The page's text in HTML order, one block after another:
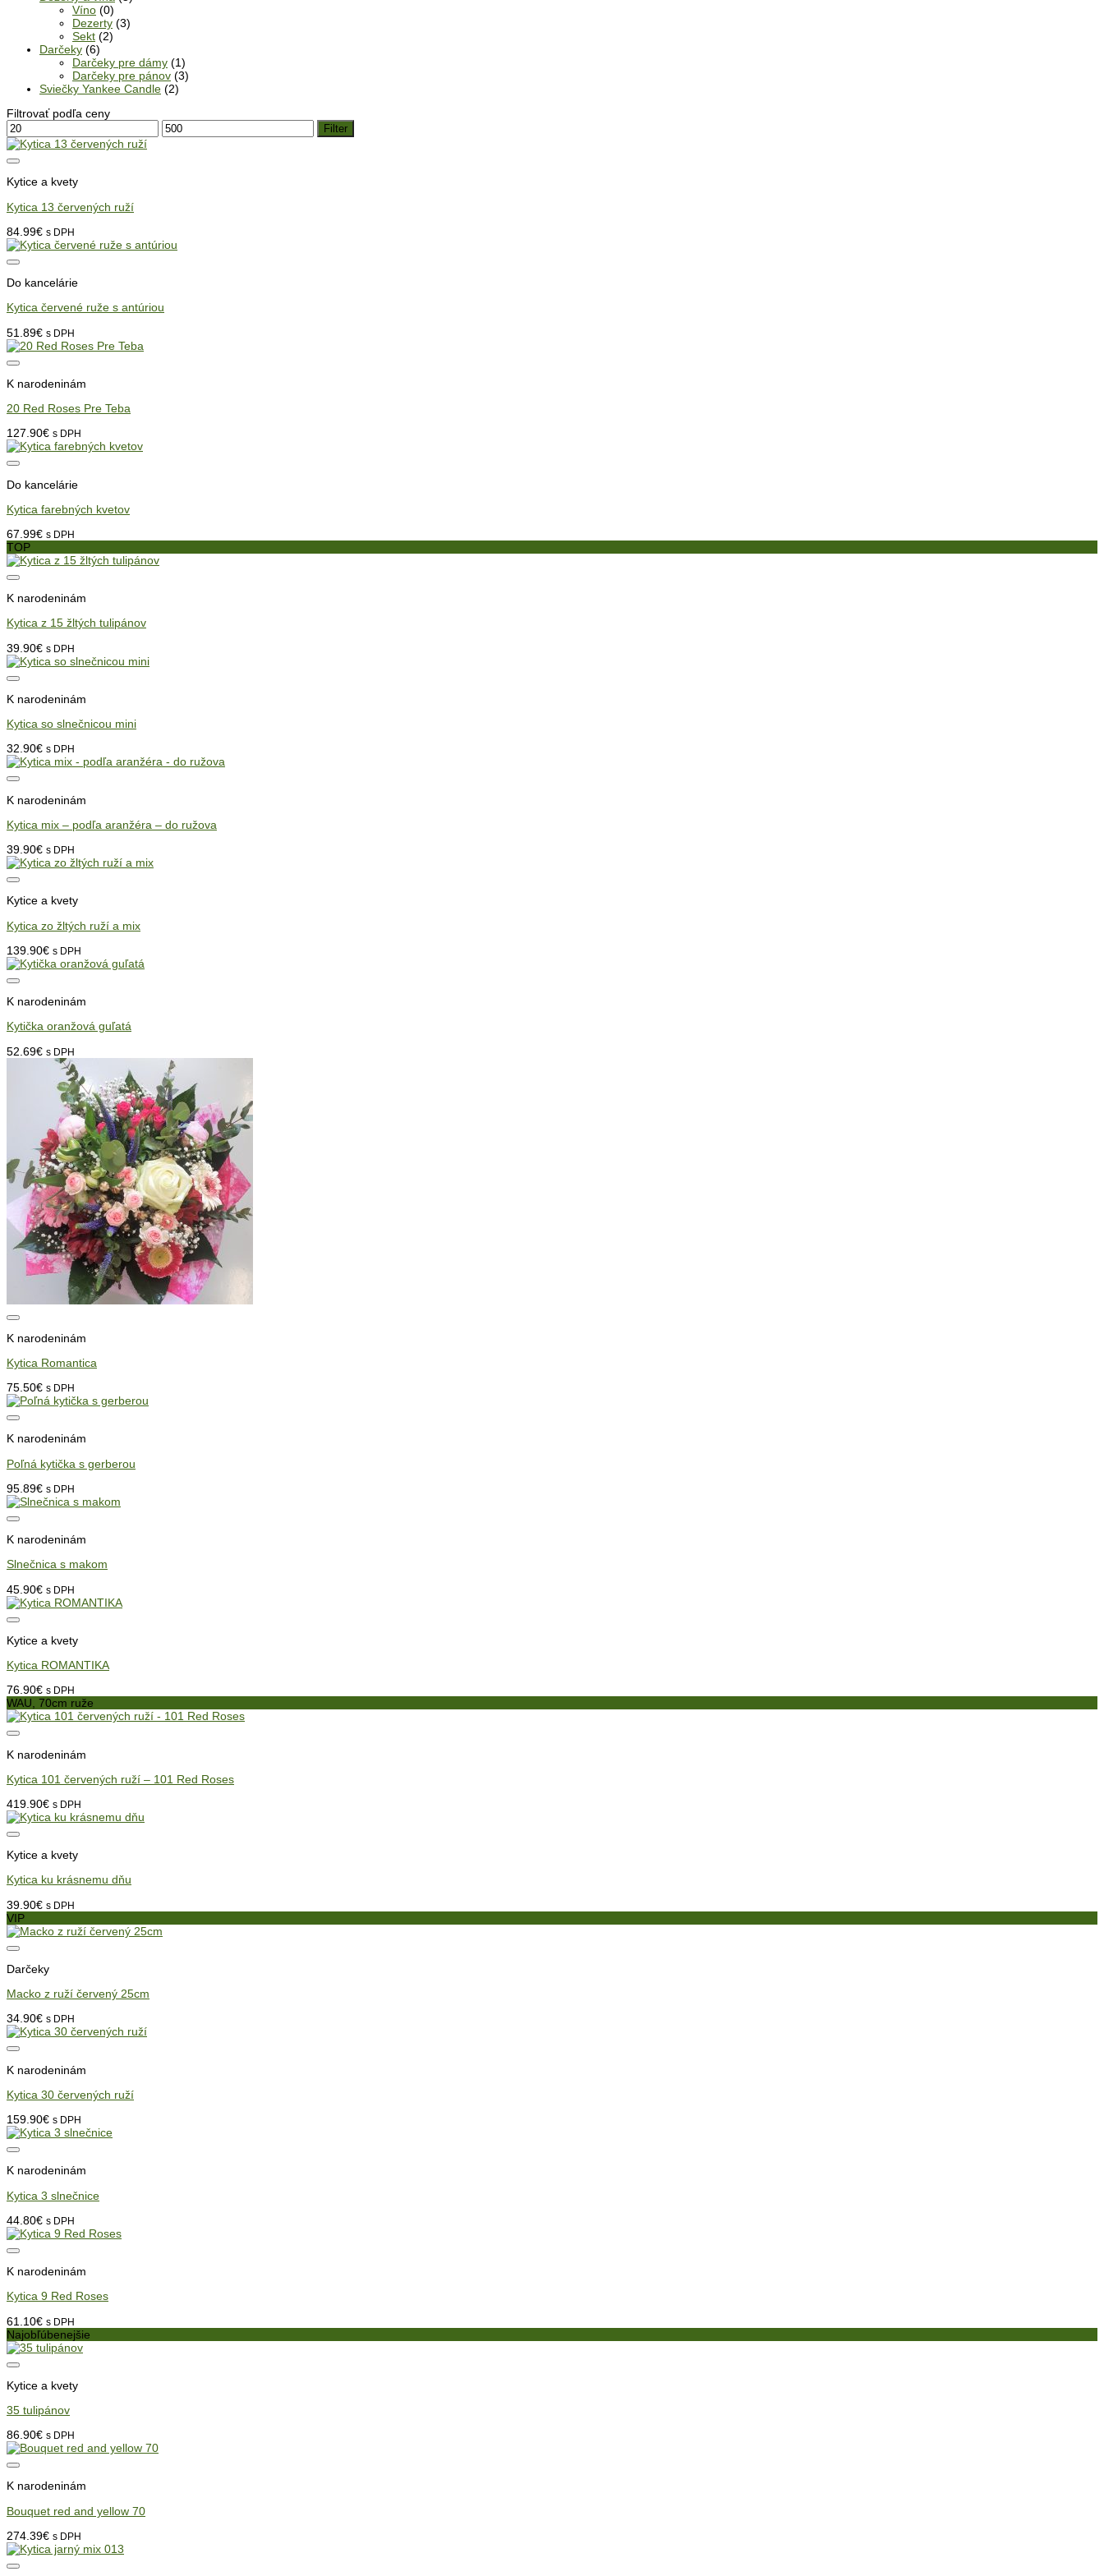
Víno (0)
Dezerty (3)
Sekt (2)
Darčeky (6)
Darčeky pre dámy (1)
Darčeky pre pánov (3)
Sviečky Yankee Candle (2)
Filtrovať podľa ceny
Minimálna
cena
Maximálna
cena
Filter
Kytice a kvety
Kytica 13 červených ruží
84.99€ s DPH
Do kancelárie
Kytica červené ruže s antúriou
51.89€ s DPH
K narodeninám
20 Red Roses Pre Teba
127.90€ s DPH
Do kancelárie
Kytica farebných kvetov
67.99€ s DPH
TOP
K narodeninám
Kytica z 15 žltých tulipánov
39.90€ s DPH
K narodeninám
Kytica so slnečnicou mini
32.90€ s DPH
K narodeninám
Kytica mix – podľa aranžéra – do ružova
39.90€ s DPH
Kytice a kvety
Kytica zo žltých ruží a mix
139.90€ s DPH
K narodeninám
Kytička oranžová guľatá
52.69€ s DPH
K narodeninám
Kytica Romantica
75.50€ s DPH
K narodeninám
Poľná kytička s gerberou
95.89€ s DPH
K narodeninám
Slnečnica s makom
45.90€ s DPH
Kytice a kvety
Kytica ROMANTIKA
76.90€ s DPH
WAU, 70cm ruže
K narodeninám
Kytica 101 červených ruží – 101 Red Roses
419.90€ s DPH
Kytice a kvety
Kytica ku krásnemu dňu
39.90€ s DPH
VIP
Darčeky
Macko z ruží červený 25cm
34.90€ s DPH
K narodeninám
Kytica 30 červených ruží
159.90€ s DPH
K narodeninám
Kytica 3 slnečnice
44.80€ s DPH
K narodeninám
Kytica 9 Red Roses
61.10€ s DPH
Najobľúbenejšie
Kytice a kvety
35 tulipánov
86.90€ s DPH
K narodeninám
Bouquet red and yellow 70
274.39€ s DPH